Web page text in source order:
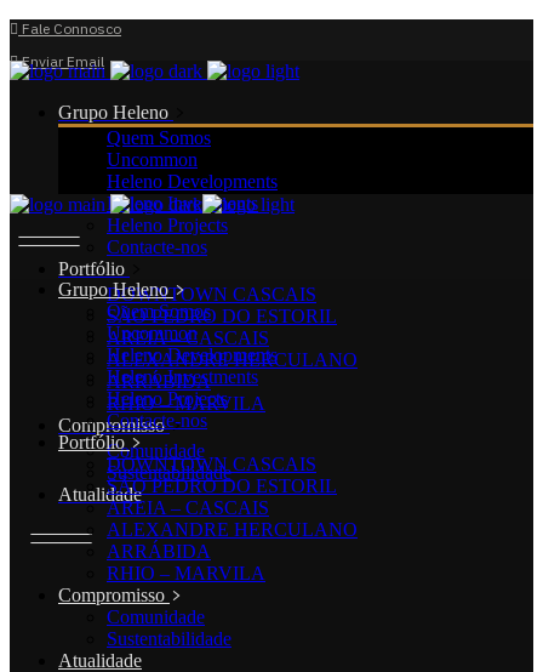
Fale Connosco
Enviar Email
Grupo Heleno
Quem Somos
Uncommon
Heleno Developments
Heleno Investments
Heleno Projects
Contacte-nos
Portfólio
DOWNTOWN CASCAIS
SÃO PEDRO DO ESTORIL
AREIA – CASCAIS
ALEXANDRE HERCULANO
ARRÁBIDA
RHIO – MARVILA
Compromisso
Comunidade
Sustentabilidade
Atualidade
Grupo Heleno
Quem Somos
Uncommon
Heleno Developments
Heleno Investments
Heleno Projects
Contacte-nos
Portfólio
DOWNTOWN CASCAIS
SÃO PEDRO DO ESTORIL
AREIA – CASCAIS
ALEXANDRE HERCULANO
ARRÁBIDA
RHIO – MARVILA
Compromisso
Comunidade
Sustentabilidade
Atualidade